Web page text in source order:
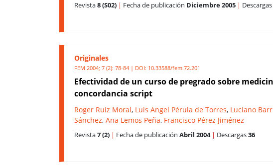
Revista8 (S02) | Fecha de publicación Diciembre 2005 | Descargas
Originales
FEM 2004; 7 (2): 78-84 | DOI: 10.33588/fem.72.201
Efectividad de un curso de pregrado sobre
concordancia script
Roger Ruiz Moral, Luis Angel Pérula de Torres, Luciano
Sánchez, Ana Lemos Peña, Francisco Pérez Jiménez
Revista7 (2) | Fecha de publicación Abril 2004 | Descargas36